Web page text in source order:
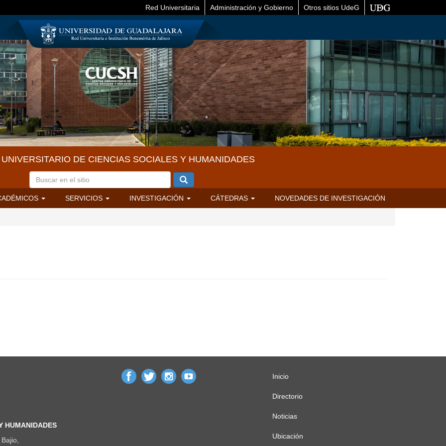
Red Universitaria Administración y Gobierno Otros sitios UdeG
DE CIENCIAS SOCIALES Y HUMANIDADES
SERVICIOS INVESTIGACIÓN CÁTEDRAS NOVEDADES DE INVESTIGACIÓN
HUMANIDADES
Menú
principal
Inicio
Directorio
Noticias
Ubicación